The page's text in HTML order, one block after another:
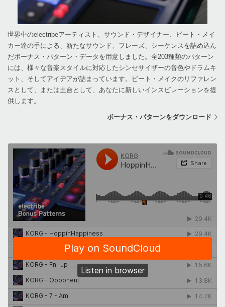
世界中のelectribeアーティスト、サウンド・デザイナー、ビート・メイ
カー達の手による、新たなサウンド、フレーズ、シーケンスを詰め込ん
だボーナス・パターン・データを用意しました。全203種類のパターン
には、様々な音楽スタイルに対応したシンセサイザーの音色やドラムキ
ット、そしてアイデアが詰まっています。ビート・メイクのリファレン
スとして、または土台として、あなたに新しいインスピレーションを提
供します。
ボーナス・パターンをダウンロード